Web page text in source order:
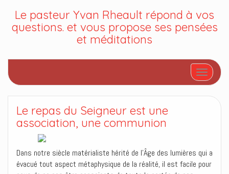
Le pasteur Yvan Rheault répond à vos
questions. et vous propose ses pensées
et méditations
Afficher/
Le repas du Seigneur est une
association, une communion
Dans notre siècle matérialiste hérité de l’Âge des lumières qui a
évacué tout aspect métaphysique de la réalité, il est facile pour